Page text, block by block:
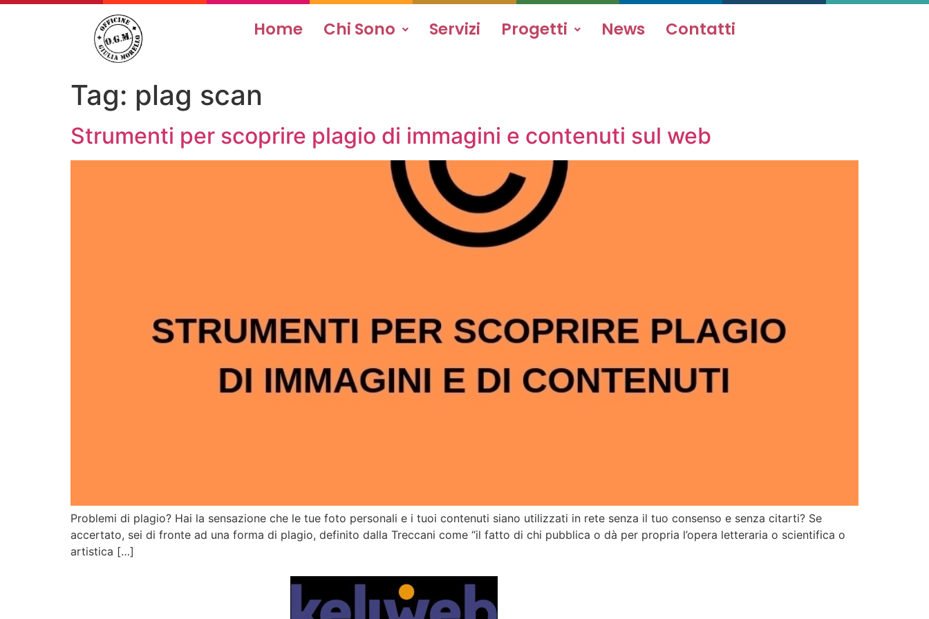
Home Chi Sono Servizi Progetti News Contatti
Tag: plag scan
Strumenti per scoprire plagio di immagini e contenuti sul web
Problemi di plagio? Hai la sensazione che le tue foto personali e i tuoi contenuti siano utilizzati in rete senza il tuo consenso e senza citarti? Se
accertato, sei di fronte ad una forma di plagio, definito dalla Treccani come “il fatto di chi pubblica o dà per propria l’opera letteraria o scientifica o
artistica […]